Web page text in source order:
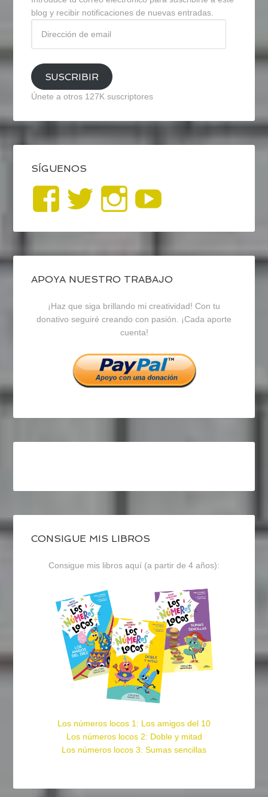
blog y recibir notificaciones de nuevas entradas.
email
SUSCRIBIR
Únete a otros 127K suscriptores
SÍGUENOS
Ver
perfil
de
blogrecursosep
en
Facebook
Ver
perfil
de
recursosep
en
Twitter
Ver
perfil
de
recursosep
en
Instagram
APOYA NUESTRO TRABAJO
¡Haz que siga brillando mi creatividad! Con tu
donativo seguiré creando con pasión. ¡Cada aporte
cuenta!
CONSIGUE MIS LIBROS
Consigue mis libros aquí (a partir de 4 años):
Los números locos 1: Los amigos del 10
Los números locos 2: Doble y mitad
Los números locos 3: Sumas sencillas